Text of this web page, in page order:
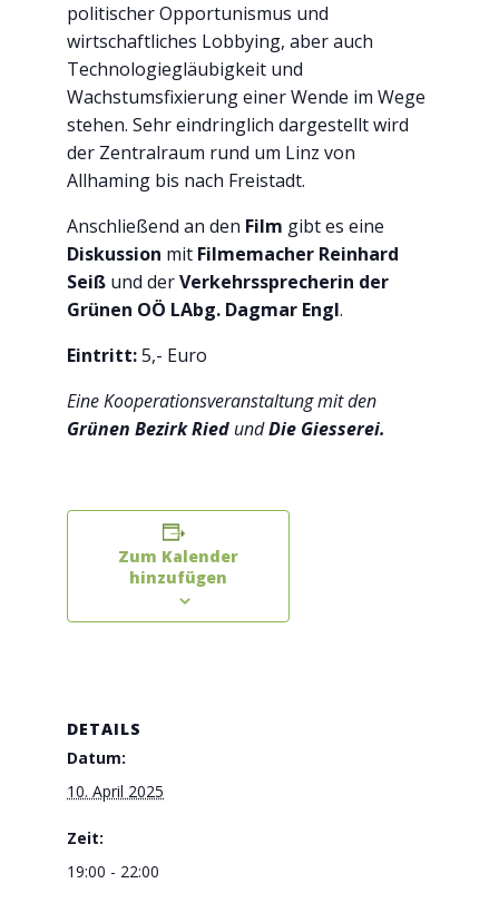
politischer Opportunismus und
wirtschaftliches Lobbying, aber auch
Technologiegläubigkeit und
Wachstumsfixierung einer Wende im Wege
stehen. Sehr eindringlich dargestellt wird
der Zentralraum rund um Linz von
Allhaming bis nach Freistadt.
Anschließend an den Film gibt es eine
Diskussion mit Filmemacher Reinhard
Seiß und derVerkehrssprecherin der
Grünen OÖ LAbg. Dagmar Engl.
Eintritt:5,- Euro
Eine Kooperationsveranstaltung mit den
Grünen Bezirk Ried undDie Giesserei.
Zum Kalender
hinzufügen
DETAILS
Datum:
10. April 2025
Zeit:
19:00 - 22:00